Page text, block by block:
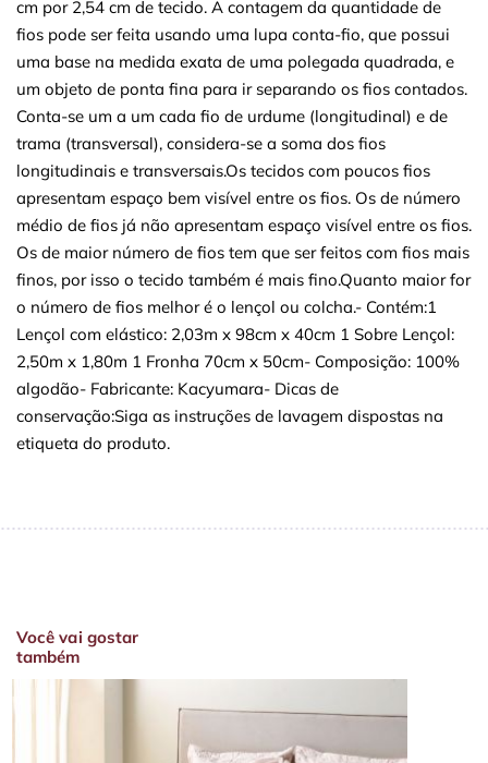
cm por 2,54 cm de tecido. A contagem da quantidade de
fios pode ser feita usando uma lupa conta-fio, que possui
uma base na medida exata de uma polegada quadrada, e
um objeto de ponta fina para ir separando os fios contados.
Conta-se um a um cada fio de urdume (longitudinal) e de
trama (transversal), considera-se a soma dos fios
longitudinais e transversais.Os tecidos com poucos fios
apresentam espaço bem visível entre os fios. Os de número
médio de fios já não apresentam espaço visível entre os fios.
Os de maior número de fios tem que ser feitos com fios mais
finos, por isso o tecido também é mais fino.Quanto maior for
o número de fios melhor é o lençol ou colcha.- Contém:1
Lençol com elástico: 2,03m x 98cm x 40cm 1 Sobre Lençol:
2,50m x 1,80m 1 Fronha 70cm x 50cm- Composição: 100%
algodão- Fabricante: Kacyumara- Dicas de
conservação:Siga as instruções de lavagem dispostas na
etiqueta do produto.
Você vai gostar
também